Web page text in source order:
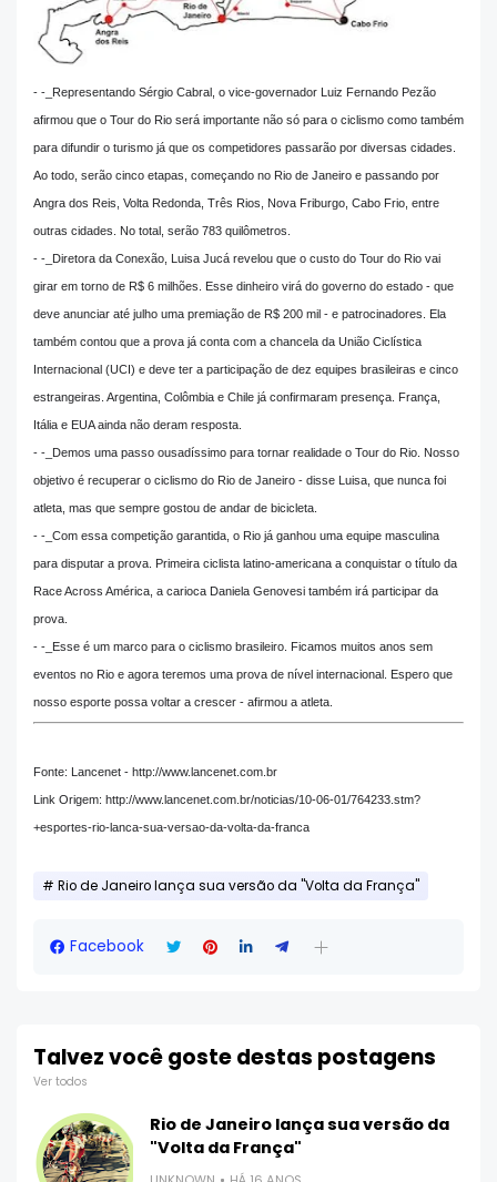
- -_Representando Sérgio Cabral, o vice-governador Luiz Fernando Pezão
afirmou que o Tour do Rio será importante não só para o ciclismo como também
para difundir o turismo já que os competidores passarão por diversas cidades.
Ao todo, serão cinco etapas, começando no Rio de Janeiro e passando por
Angra dos Reis, Volta Redonda, Três Rios, Nova Friburgo, Cabo Frio, entre
outras cidades. No total, serão 783 quilômetros.
- -_Diretora da Conexão, Luisa Jucá revelou que o custo do Tour do Rio vai
girar em torno de R$ 6 milhões. Esse dinheiro virá do governo do estado - que
deve anunciar até julho uma premiação de R$ 200 mil - e patrocinadores. Ela
também contou que a prova já conta com a chancela da União Ciclística
Internacional (UCI) e deve ter a participação de dez equipes brasileiras e cinco
estrangeiras. Argentina, Colômbia e Chile já confirmaram presença. França,
Itália e EUA ainda não deram resposta.
- -_Demos uma passo ousadíssimo para tornar realidade o Tour do Rio. Nosso
objetivo é recuperar o ciclismo do Rio de Janeiro - disse Luisa, que nunca foi
atleta, mas que sempre gostou de andar de bicicleta.
- -_Com essa competição garantida, o Rio já ganhou uma equipe masculina
para disputar a prova. Primeira ciclista latino-americana a conquistar o título da
Race Across América, a carioca Daniela Genovesi também irá participar da
prova.
- -_Esse é um marco para o ciclismo brasileiro. Ficamos muitos anos sem
eventos no Rio e agora teremos uma prova de nível internacional. Espero que
nosso esporte possa voltar a crescer - afirmou a atleta.
Fonte: Lancenet - http://www.lancenet.com.br
Link Origem: http://www.lancenet.com.br/noticias/10-06-01/764233.stm?
+esportes-rio-lanca-sua-versao-da-volta-da-franca
Rio de Janeiro lança sua versão da "Volta da França"
Facebook
Talvez você goste destas postagens
Ver todos
Rio de Janeiro lança sua versão da
"Volta da França"